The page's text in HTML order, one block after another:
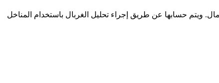
حسابها عن طريق إجراء تحليل الغربال باستخدام المناخل